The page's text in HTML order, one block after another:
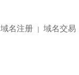
域名注册 | 域名交易